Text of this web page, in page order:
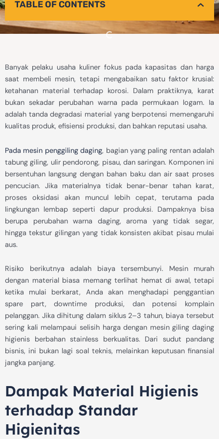
TABLE OF CONTENTS
Banyak pelaku usaha kuliner fokus pada kapasitas dan harga
saat membeli mesin, tetapi mengabaikan satu faktor krusial:
ketahanan material terhadap korosi. Dalam praktiknya, karat
bukan sekadar perubahan warna pada permukaan logam. Ia
adalah tanda degradasi material yang berpotensi memengaruhi
kualitas produk, efisiensi produksi, dan bahkan reputasi usaha.
Pada mesin penggiling daging, bagian yang paling rentan adalah
tabung giling, ulir pendorong, pisau, dan saringan. Komponen ini
bersentuhan langsung dengan bahan baku dan air saat proses
pencucian. Jika materialnya tidak benar-benar tahan karat,
proses oksidasi akan muncul lebih cepat, terutama pada
lingkungan lembap seperti dapur produksi. Dampaknya bisa
berupa perubahan warna daging, aroma yang tidak segar,
hingga tekstur gilingan yang tidak konsisten akibat pisau mulai
aus.
Risiko berikutnya adalah biaya tersembunyi. Mesin murah
dengan material biasa memang terlihat hemat di awal, tetapi
ketika mulai berkarat, Anda akan menghadapi penggantian
spare part, downtime produksi, dan potensi komplain
pelanggan. Jika dihitung dalam siklus 2–3 tahun, biaya tersebut
sering kali melampaui selisih harga dengan mesin giling daging
higienis berbahan stainless berkualitas. Dari sudut pandang
bisnis, ini bukan lagi soal teknis, melainkan keputusan finansial
jangka panjang.
Dampak Material Higienis
terhadap Standar
Higienitas